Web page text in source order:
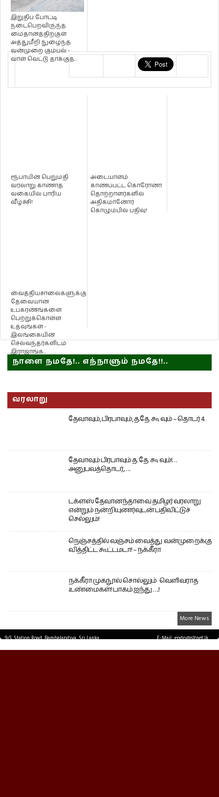
இறுதிப் போட்டி
நடைபெறவிருந்த
மைதானத்திற்குள்
அத்துமீறி நுழைந்த
வன்முறை கும்பல் -
வாள் வெட்டு தாக்குத...
ரூபாயின் பெறுமதி
வரலாறு காணாத
வகையில் பாரிய
வீழ்ச்சி!
அடையாளம்
காணப்பட்ட கொரோனா
தொற்றாளர்களில்
அதிகமானோர்
கொழும்பில் பதிவு!
வைத்தியசாலைகளுக்கு
தேவையான
உபகரணங்களை
பெற்றுக்கொள்ள
உதவுங்கள் -
இலங்கையின்
செல்வந்தர்களிடம்
இராஜாங்க...
நாளை நமதே!.. எந்நாளும் நமதே!!..
வரலாறு
தேவாவும், பிரபாவும், த.தே. கூ வும் – தொடர் 4
தேவாவும் பிரபாவும் த. தே. கூ வும்!…
அனுபவத்தொடர்,….
டக்ளஸ் தேவானந்தாவை தமிழர் வரலாறு
என்றும் நன்றியுணர்வுடன் பதிவிட்டுச்
செல்லும்!
நெஞ்சத்தில் வஞ்சம் வைத்து வன்முறைக்கு
வித்திட்ட கூட்டமடா! – நக்கீரா
நக்கீரா முகநூல் சொல்லும் வெளிவராத
உண்மைகள்! பாகம் ஐந்து ….!
More News
9/3, Station Road, Bambalapitiya, Sri Lanka.
E-Mail: epdp@sltnet.lk